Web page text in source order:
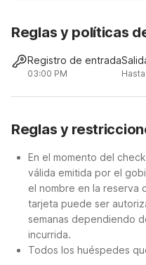
Reglas y políticas
Registro de entrada
03:00 PM
Reglas y
En el momento del
válida emitida por el
el nombre en la reserva
tarjeta puede ser
semanas dependiendo
incurrida.
Todos los huéspedes